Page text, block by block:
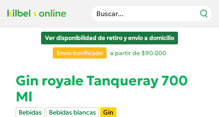
Buscar...
Ver disponibilidad de retiro y envío a domicilio
Envío bonificado a partir de $90.000
Gin royale Tanqueray 700
Ml
Bebidas Bebidas blancas Gin